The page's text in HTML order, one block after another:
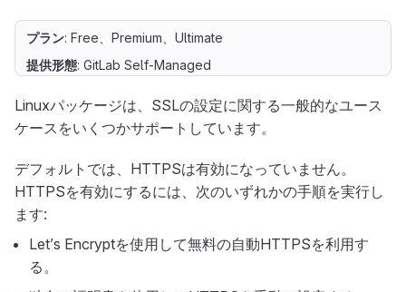
プラン: Free、Premium、Ultimate
提供形態: GitLab Self-Managed
Linuxパッケージは、SSLの設定に関する一般的なユース
ケースをいくつかサポートしています。
デフォルトでは、HTTPSは有効になっていません。
HTTPSを有効にするには、次のいずれかの手順を実行し
ます:
Let’s Encryptを使用して無料の自動HTTPSを利用す
る。